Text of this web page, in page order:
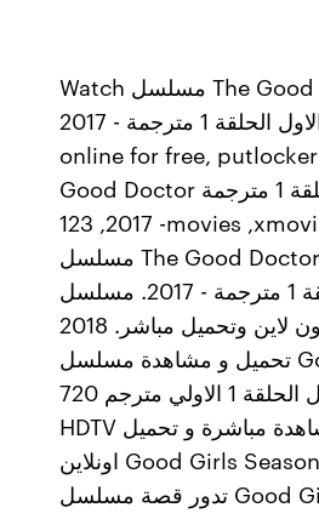
Watch مسلسل The Good Doctor الموسم
الاول الحلقة 1 مترجمة - 2017 in HD quality
online for free, putlocker مسلسل The
Good Doctor الموسم الاول الحلقة 1 مترجمة
- 2017, 123movies ,xmovies8 ,fmovies
مسلسل The Good Doctor الموسم الاول
الحلقة 1 مترجمة - 2017. مسلسل Good Girls
2018 مترجم مشاهدة اون لاين وتحميل مباشر.
تحميل و مشاهدة مسلسل Good Girls
الموسم الاول الحلقة 1 الاولي مترجم 720p
HDTV جوده عالية مشاهدة مباشرة و تحميل
اونلاين Good Girls Season 1 قصة المسلسل